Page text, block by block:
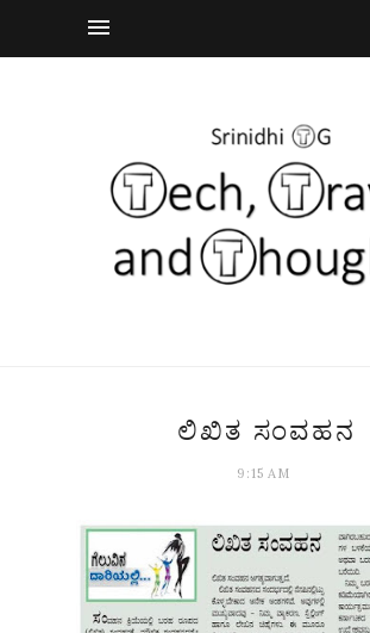
ಲಿಖಿತ ಸಂವಹನ
9:15 AM